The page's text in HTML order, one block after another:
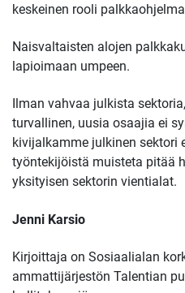
keskeinen rooli
Naisvaltaisten alojen
lapioimaan umpeen.
Ilman vahvaa julkista
turvallinen, uusia osaajia ei
kivijalkamme julkinen sektori
työntekijöistä muisteta pitää
yksityisen sektorin vientialat.
Jenni Karsio
Kirjoittaja on Sosiaalialan
ammattijärjestön Talentian